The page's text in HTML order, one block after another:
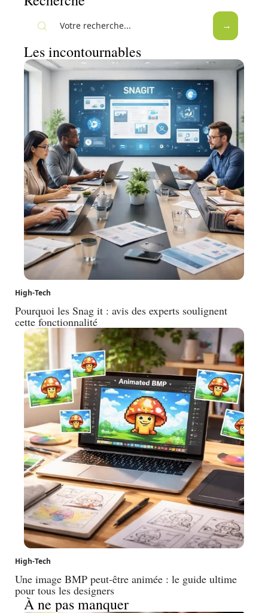
Les incontournables
High-Tech
Pourquoi les Snag it : avis des experts soulignent
cette fonctionnalité
High-Tech
Une image BMP peut-être animée : le guide ultime
pour tous les designers
À ne pas manquer